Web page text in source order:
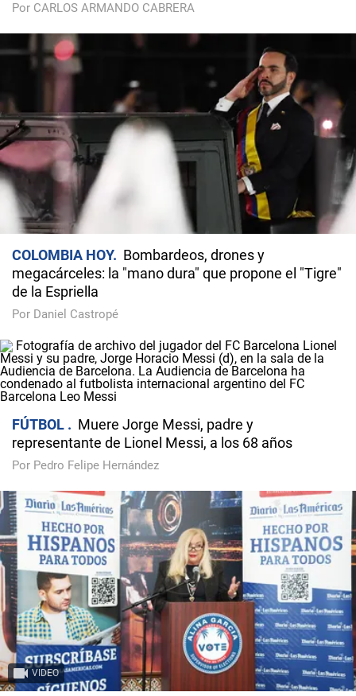
Por CARLOS ARMANDO CABRERA
COLOMBIA HOY
Bombardeos, drones y
megacárceles: la "mano dura" que propone el "Tigre"
de la Espriella
Por Daniel Castropé
FÚTBOL
Muere Jorge Messi, padre y
representante de Lionel Messi, a los 68 años
Por Pedro Felipe Hernández
VIDEO